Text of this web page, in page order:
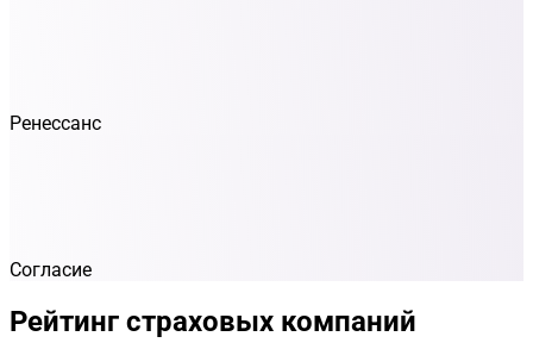
Ренессанс
Согласие
Рейтинг страховых компаний